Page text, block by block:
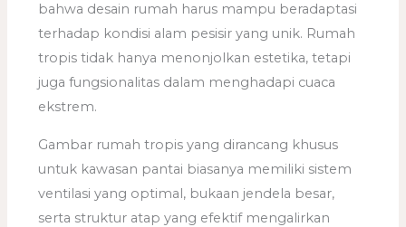
bahwa desain rumah harus mampu beradaptasi
terhadap kondisi alam pesisir yang unik. Rumah
tropis tidak hanya menonjolkan estetika, tetapi
juga fungsionalitas dalam menghadapi cuaca
ekstrem.
Gambar rumah tropis yang dirancang khusus
untuk kawasan pantai biasanya memiliki sistem
ventilasi yang optimal, bukaan jendela besar,
serta struktur atap yang efektif mengalirkan